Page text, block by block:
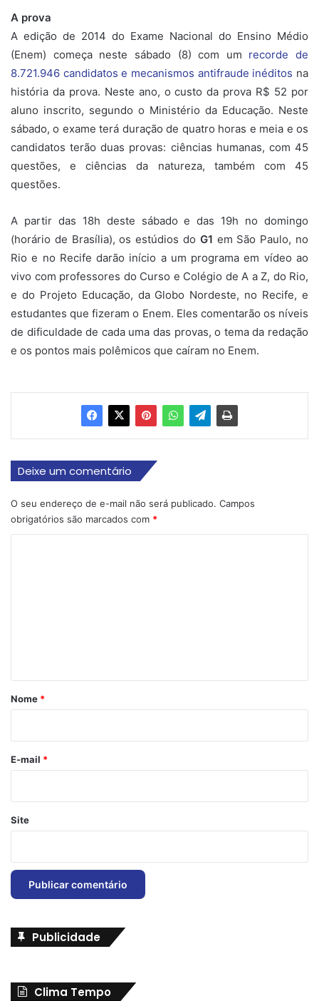
A prova
A edição de 2014 do Exame Nacional do Ensino Médio
(Enem) começa neste sábado (8) com um recorde de
8.721.946 candidatos e mecanismos antifraude inéditos na
história da prova. Neste ano, o custo da prova R$ 52 por
aluno inscrito, segundo o Ministério da Educação. Neste
sábado, o exame terá duração de quatro horas e meia e os
candidatos terão duas provas: ciências humanas, com 45
questões, e ciências da natureza, também com 45
questões.
A partir das 18h deste sábado e das 19h no domingo
(horário de Brasília), os estúdios do G1 em São Paulo, no
Rio e no Recife darão início a um programa em vídeo ao
vivo com professores do Curso e Colégio de A a Z, do Rio,
e do Projeto Educação, da Globo Nordeste, no Recife, e
estudantes que fizeram o Enem. Eles comentarão os níveis
de dificuldade de cada uma das provas, o tema da redação
e os pontos mais polêmicos que caíram no Enem.
Deixe um comentário
O seu endereço de e-mail não será publicado. Campos
obrigatórios são marcados com *
r
*
Nome *
E-mail *
Site
Publicidade
Clima Tempo